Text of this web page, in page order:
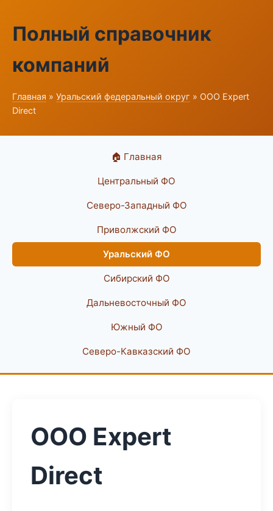
Полный справочник
компаний
Главная » Уральский федеральный округ » ООО Expert
Direct
🏠 Главная
Центральный ФО
Северо-Западный ФО
Приволжский ФО
Уральский ФО
Сибирский ФО
Дальневосточный ФО
Южный ФО
Северо-Кавказский ФО
ООО Expert
Direct